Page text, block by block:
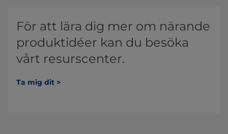
För att lära dig mer om närande
produktidéer kan du besöka
vårt resurscenter.
Ta mig dit >